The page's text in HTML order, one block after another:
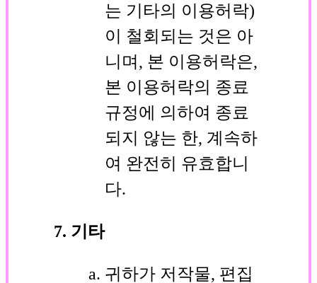
는 기타의 이용허락)
이 철회되는 것은 아
니며, 본 이용허락은,
본 이용허락의 종료
규정에 의하여 종료
되지 않는 한, 계속하
여 완전히 유효합니
다.
7. 기타
귀하가 저작물, 편집